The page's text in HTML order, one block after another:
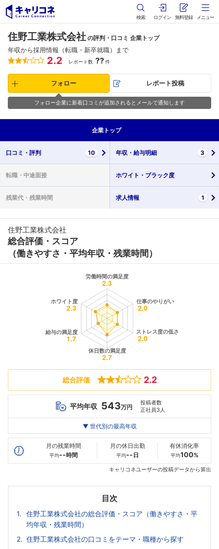
検索 ログイン 無料登録 メニュー
住野工業株式会社 の評判・口コミ 企業トップ
年収から採用情報（転職・新卒就職）まで
2.2 レポート数 ??件
フォロー レポート投稿
フォロー企業に新着口コミが追加されるとメールで通知します
企業 トップ
口コミ・ 評判 10 年収・ 給与明細 3
転職・ 中途面接 ホワイト・ ブラック度
残業代・ 残業時間 求人情報 1
住野工業株式会社
総合評価・スコア
（働きやすさ・平均年収・残業時間）
総合評価 2.2
平均年収 543万円
投稿者数
正社員3人
最高年収
20代
442万
30代
--万
686万
▼ 世代別の最高年収
月の残業時間
平均--時間
月の休日出勤
平均-- 日
有休消化率
平均100%
キャリコネユーザーの投稿データから算出
目次
住野工業株式会社の総合評価・スコア（働きやすさ・平
均年収・残業時間）
住野工業株式会社の口コミをテーマ・職種から探す